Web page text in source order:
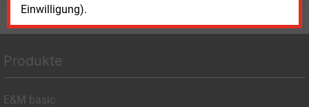
Einwilligung).
Produkte
E&M basic